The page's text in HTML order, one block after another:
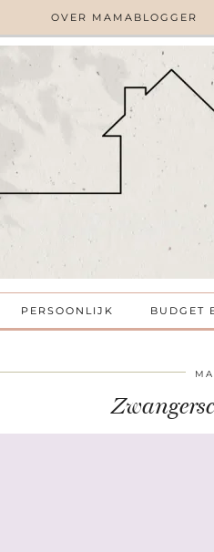
OVER MAMABLOGGER
PERSOONLIJK BUDGET